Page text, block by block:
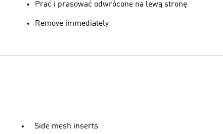
Prać i prasować odwrócone na lewą stronę
Remove immediately
Side mesh inserts